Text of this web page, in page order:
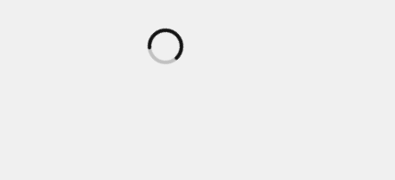
正
在